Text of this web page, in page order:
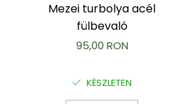
Mezei turbolya acél
fülbevaló
95,00 RON
KÉSZLETEN